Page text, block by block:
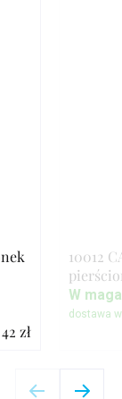
42 zł
10012
W